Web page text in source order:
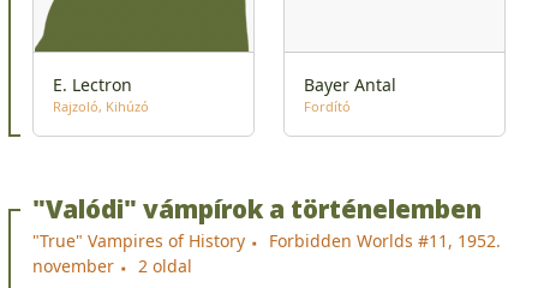
E. Lectron
Rajzoló Kihúzó
Bayer Antal
Fordító
"Valódi" vámpírok a történelemben
"True" Vampires of History
Forbidden Worlds #11, 1952.
november
2 oldal